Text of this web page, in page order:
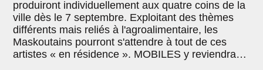
produiront individuellement aux quatre coins de la
ville dès le 7 septembre. Exploitant des thèmes
différents mais reliés à l'agroalimentaire, les
Maskoutains pourront s'attendre à tout de ces
artistes « en résidence ». MOBILES y reviendra…